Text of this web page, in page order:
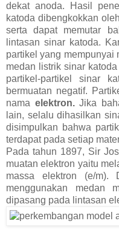
dekat anoda. Hasil
katoda dibengkokkan
serta dapat memutar
lintasan sinar katoda.
partikel yang mempunyai
medan listrik sinar
partikel-partikel sinar
bermuatan negatif.
nama elektron.Jika
lain, selalu dihasilkan
disimpulkan bahwa
terdapat pada setiap
Pada tahun 1897, Sir
muatan elektron yaitu
massa elektron (e/m).
menggunakan medan
dipasang pada lintasan